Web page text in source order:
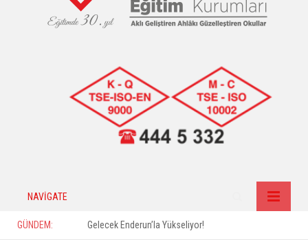
NAVIGATE
GÜNDEM: Gelecek Enderun’la Yükseliyor!